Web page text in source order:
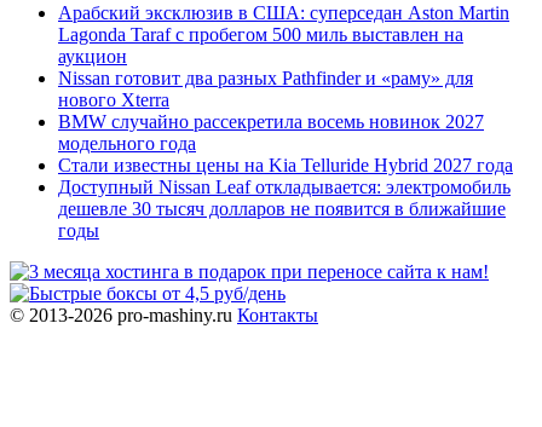
Арабский эксклюзив в США: суперседан Aston Martin
Lagonda Taraf с пробегом 500 миль выставлен на
аукцион
Nissan готовит два разных Pathfinder и «раму» для
нового Xterra
BMW случайно рассекретила восемь новинок 2027
модельного года
Стали известны цены на Kia Telluride Hybrid 2027 года
Доступный Nissan Leaf откладывается: электромобиль
дешевле 30 тысяч долларов не появится в ближайшие
годы
© 2013-2026 pro-mashiny.ru Контакты